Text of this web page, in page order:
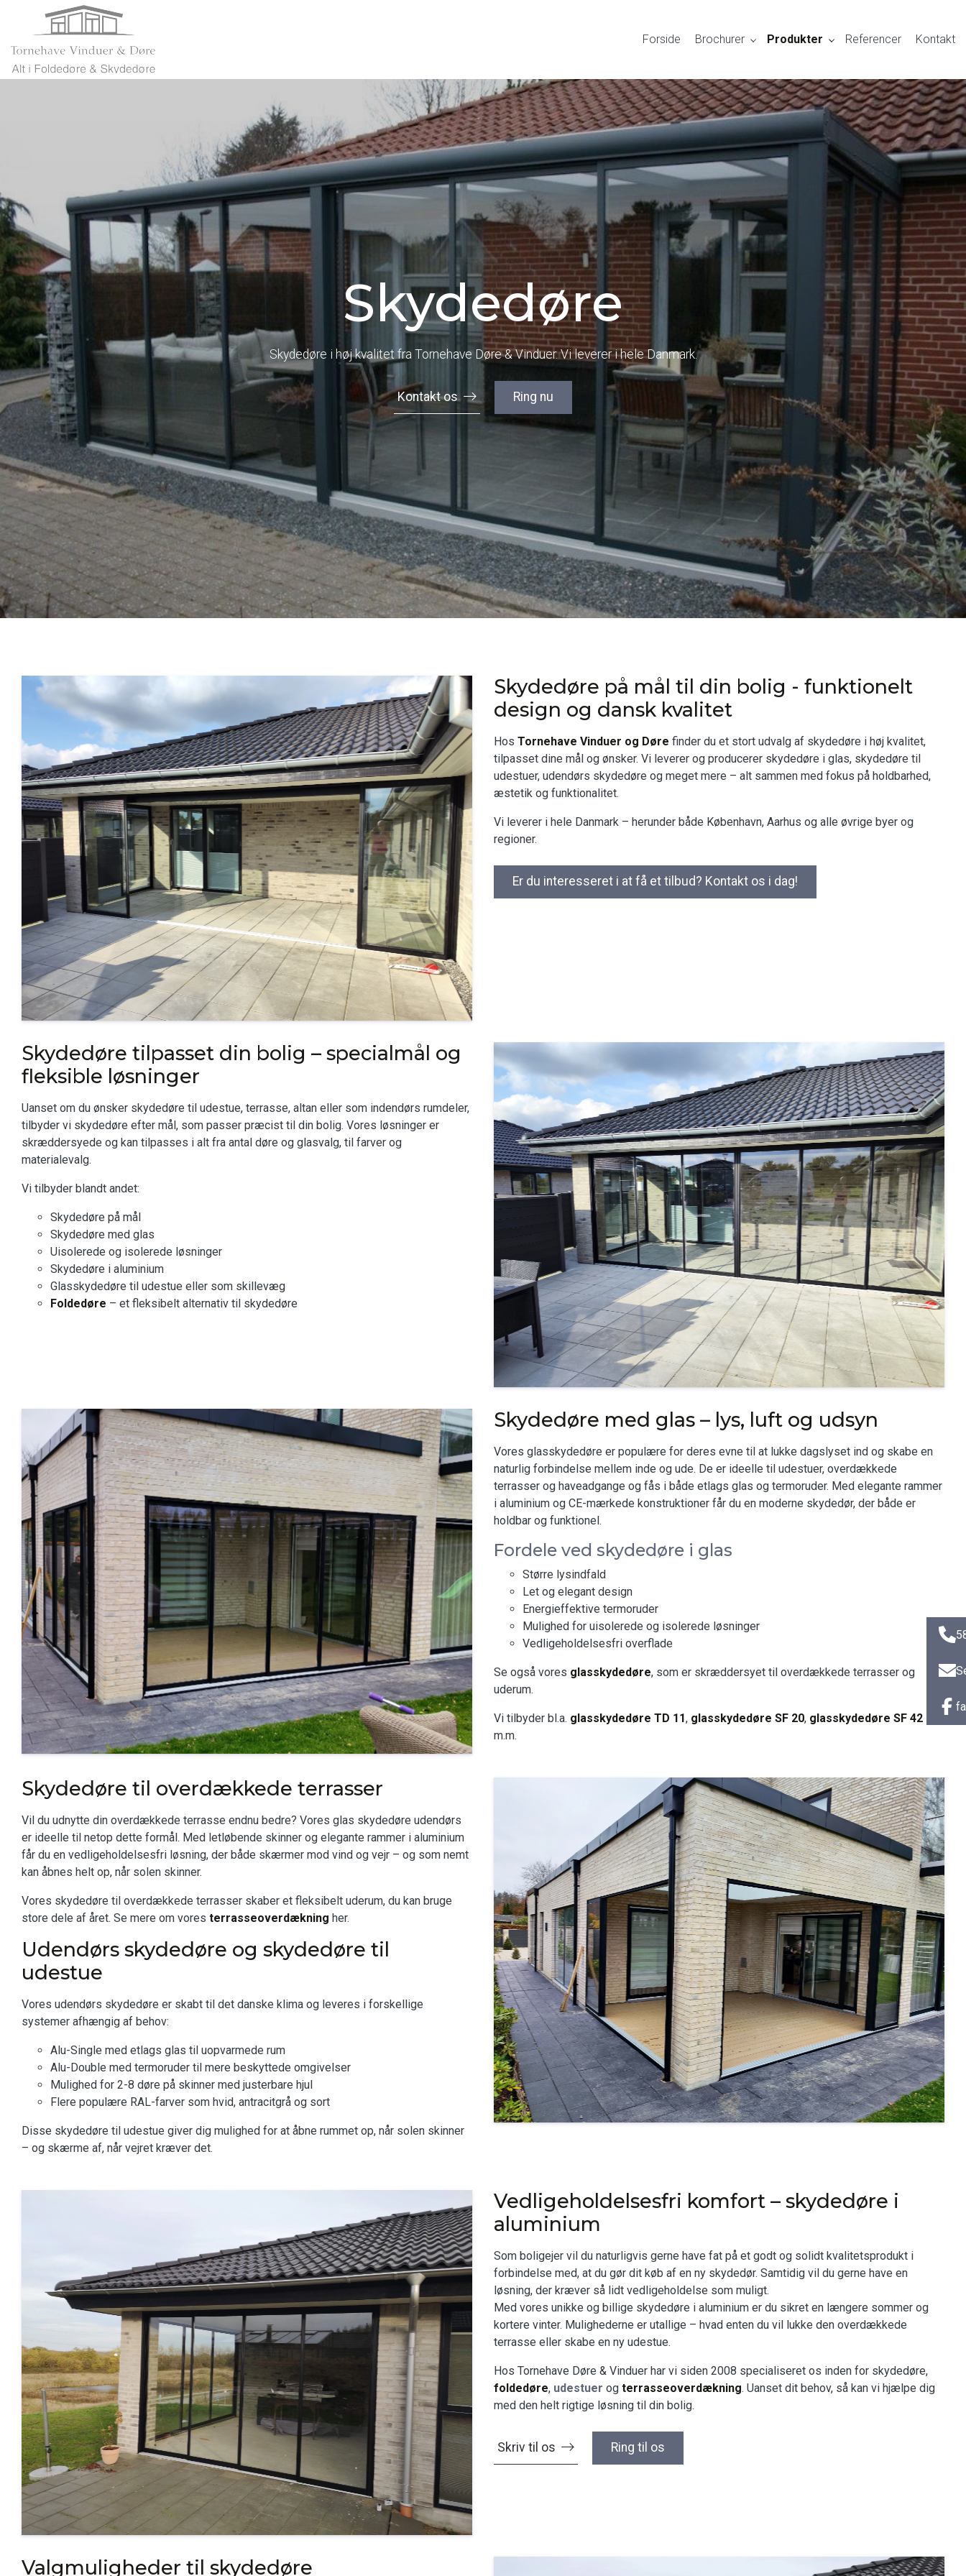
hovedindhold
Forside Brochurer Produkter Referencer Kontakt
Skydedøre
Skydedøre i høj kvalitet fra Tornehave Døre & Vinduer. Vi leverer i hele Danmark.
Kontakt os Ring nu
Skydedøre på mål til din bolig - funktionelt
design og dansk kvalitet
Hos Tornehave Vinduer og Døre finder du et stort udvalg af skydedøre i høj kvalitet,
tilpasset dine mål og ønsker. Vi leverer og producerer skydedøre i glas, skydedøre til
udestuer, udendørs skydedøre og meget mere – alt sammen med fokus på holdbarhed,
æstetik og funktionalitet.
Vi leverer i hele Danmark – herunder både København, Aarhus og alle øvrige byer og
regioner.
Er du interesseret i at få et tilbud? Kontakt os i dag!
Skydedøre tilpasset din bolig – specialmål og
fleksible løsninger
Uanset om du ønsker skydedøre til udestue, terrasse, altan eller som indendørs rumdeler,
tilbyder vi skydedøre efter mål, som passer præcist til din bolig. Vores løsninger er
skræddersyede og kan tilpasses i alt fra antal døre og glasvalg, til farver og
materialevalg.
Vi tilbyder blandt andet:
Skydedøre på mål
Skydedøre med glas
Uisolerede og isolerede løsninger
Skydedøre i aluminium
Glasskydedøre til udestue eller som skillevæg
Foldedøre – et fleksibelt alternativ til skydedøre
Skydedøre med glas – lys, luft og udsyn
Vores glasskydedøre er populære for deres evne til at lukke dagslyset ind og skabe en
naturlig forbindelse mellem inde og ude. De er ideelle til udestuer, overdækkede
terrasser og haveadgange og fås i både etlags glas og termoruder. Med elegante rammer
i aluminium og CE-mærkede konstruktioner får du en moderne skydedør, der både er
holdbar og funktionel.
Fordele ved skydedøre i glas
Større lysindfald
Let og elegant design
Energieffektive termoruder
Mulighed for uisolerede og isolerede løsninger
Vedligeholdelsesfri overflade
Se også vores glasskydedøre, som er skræddersyet til overdækkede terrasser og
uderum.
Vi tilbyder bl.a. glasskydedøre TD 11, glasskydedøre SF 20, glasskydedøre SF 42
m.m.
Skydedøre til overdækkede terrasser
Vil du udnytte din overdækkede terrasse endnu bedre? Vores glas skydedøre udendørs
er ideelle til netop dette formål. Med letløbende skinner og elegante rammer i aluminium
får du en vedligeholdelsesfri løsning, der både skærmer mod vind og vejr – og som nemt
kan åbnes helt op, når solen skinner.
Vores skydedøre til overdækkede terrasser skaber et fleksibelt uderum, du kan bruge
store dele af året. Se mere om vores terrasseoverdækning her.
Udendørs skydedøre og skydedøre til
udestue
Vores udendørs skydedøre er skabt til det danske klima og leveres i forskellige
systemer afhængig af behov:
Alu-Single med etlags glas til uopvarmede rum
Alu-Double med termoruder til mere beskyttede omgivelser
Mulighed for 2-8 døre på skinner med justerbare hjul
Flere populære RAL-farver som hvid, antracitgrå og sort
Disse skydedøre til udestue giver dig mulighed for at åbne rummet op, når solen skinner
– og skærme af, når vejret kræver det.
Vedligeholdelsesfri komfort – skydedøre i
aluminium
Som boligejer vil du naturligvis gerne have fat på et godt og solidt kvalitetsprodukt i
forbindelse med, at du gør dit køb af en ny skydedør. Samtidig vil du gerne have en
løsning, der kræver så lidt vedligeholdelse som muligt.
Med vores unikke og billige skydedøre i aluminium er du sikret en længere sommer og
kortere vinter. Mulighederne er utallige – hvad enten du vil lukke den overdækkede
terrasse eller skabe en ny udestue.
Hos Tornehave Døre & Vinduer har vi siden 2008 specialiseret os inden for skydedøre,
foldedøre, udestuer og terrasseoverdækning. Uanset dit behov, så kan vi hjælpe dig
med den helt rigtige løsning til din bolig.
Skriv til os Ring til os
Valgmuligheder til skydedøre